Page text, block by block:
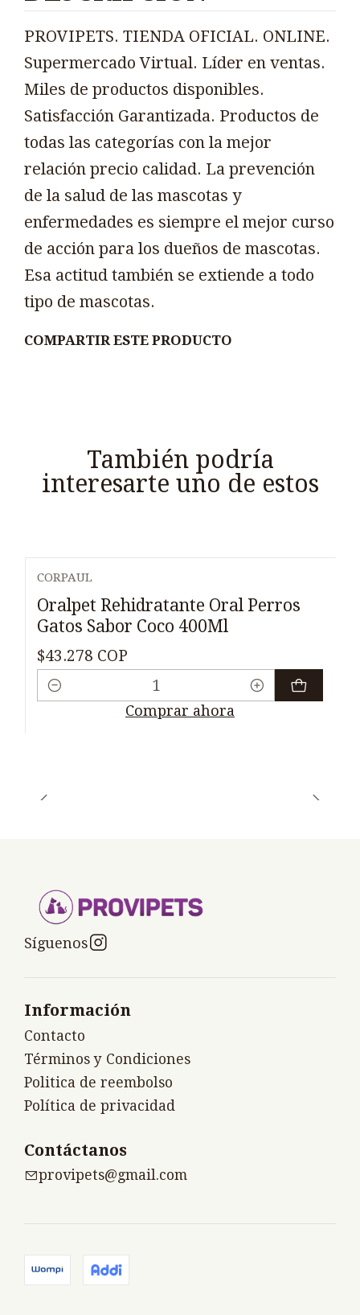
PROVIPETS. TIENDA OFICIAL. ONLINE.
Supermercado Virtual. Líder en ventas.
Miles de productos disponibles.
Satisfacción Garantizada. Productos de
todas las categorías con la mejor
relación precio calidad. La prevención
de la salud de las mascotas y
enfermedades es siempre el mejor curso
de acción para los dueños de mascotas.
Esa actitud también se extiende a todo
tipo de mascotas.
COMPARTIR ESTE PRODUCTO
También podría
interesarte uno de estos
CORPAUL
Oralpet Rehidratante Oral Perros
Gatos Sabor Coco 400Ml
$43.278 COP
Cantidad
Comprar ahora
Síguenos
Información
Contacto
Términos y Condiciones
Politica de reembolso
Política de privacidad
Contáctanos
provipets@gmail.com